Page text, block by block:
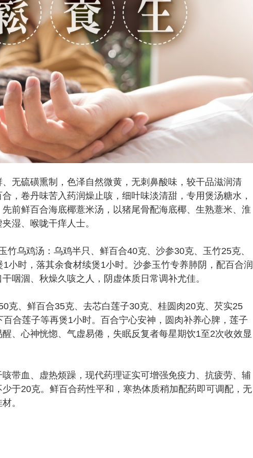
硫磺熏制，色泽自然微黄，无刺鼻酸味，较干品滋润清
，卷丹味苦入药润燥止咳，细叶味淡清甜，专用煲汤糖水，
前鲜百合海底椰薏米汤，以猪尾骨配海底椰、生熟薏米、淮
湿、喉咙干痒人士。
乌鸡汤：乌鸡半只、鲜百合40克、沙参30克、玉竹25克、
小时，落其余食材续煲1小时。沙参玉竹专养肺阴，配百合润
咽涸、秋燥久咳之人，阴虚体质日常调补尤佳。
、鲜百合35克、去芯白莲子30克、桂圆肉20克、芡实25
合莲子等再煲1小时。百合宁心安神，圆肉补养心脾，莲子
、心神恍惚、气虚易倦，失眠反复者每星期饮1至2次收效显
血、虚热烦躁，现代药理证实可增强免疫力、抗疲劳、辅
于20克。鲜百合药性平和，寒热体质稍加配药即可调配，无
。